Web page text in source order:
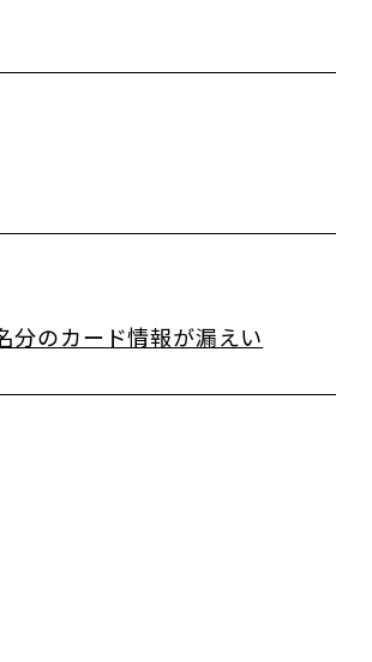
分のカード情報が漏えい